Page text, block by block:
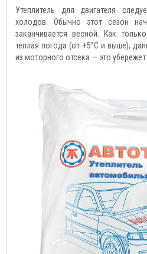
Утеплитель для двигателя
холодов. Обычно этот сезон
заканчивается весной. Как
теплая погода (от +5°С и выше),
из моторного отсека — это убережет